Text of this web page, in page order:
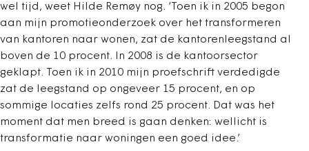
wel tijd, weet Hilde Remøy nog. ‘Toen ik in 2005 begon
aan mijn promotieonderzoek over het transformeren
van kantoren naar wonen, zat de kantorenleegstand al
boven de 10 procent. In 2008 is de kantoorsector
geklapt. Toen ik in 2010 mijn proefschrift verdedigde
zat de leegstand op ongeveer 15 procent, en op
sommige locaties zelfs rond 25 procent. Dat was het
moment dat men breed is gaan denken: wellicht is
transformatie naar woningen een goed idee.’